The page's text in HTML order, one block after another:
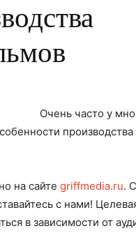
Очень часто у
на сайте griffmedia.ru.
с нами!
в зависимости от